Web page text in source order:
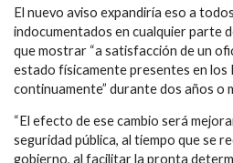
El nuevo aviso expandiría eso a
indocumentados en cualquier parte
que mostrar “a satisfacción de un
estado físicamente presentes en los
continuamente” durante dos años o
“El efecto de ese cambio será
seguridad pública, al tiempo que se
gobierno, al facilitar la pronta